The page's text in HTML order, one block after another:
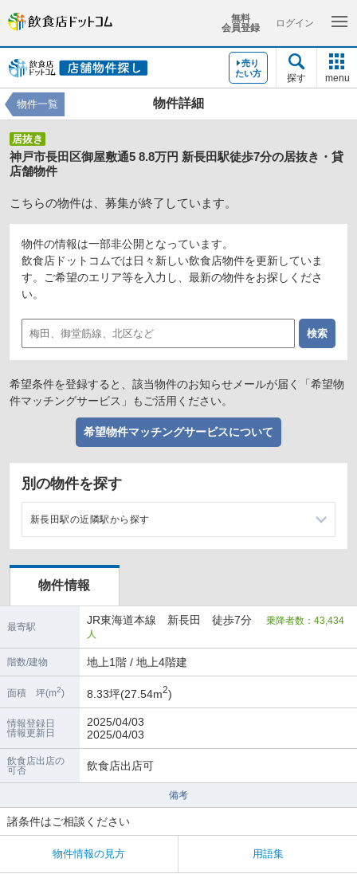
無料
会員登録
ログイン
売り
たい方
探す menu
物件詳細
物件一覧
居抜き
神戸市長田区御屋敷通5 8.8万円 新長田駅徒歩7分の居抜き・貸
店舗物件
こちらの物件は、募集が終了しています。
物件の情報は一部非公開となっています。
飲食店ドットコムでは日々新しい飲食店物件を更新していま
す。ご希望のエリア等を入力し、最新の物件をお探しくださ
い。
希望条件を登録すると、該当物件のお知らせメールが届く「希望物
件マッチングサービス」もご活用ください。
希望物件マッチングサービスについて
別の物件を探す
新長田駅の近隣駅から探す
板宿駅の店舗物件・貸店舗・テナント一覧
駒ヶ林駅の店舗物件・貸店舗・テナント一覧
須磨海浜公園駅の店舗物件・貸店舗・テナント一覧
物件情報
最寄駅
JR東海道本線 新長田 徒歩7分 乗降者数：43,434
人
階数/建物 地上1階 / 地上4階建
面積 坪(m2) 8.33坪(27.54m2)
情報登録日
情報更新日
2025/04/03
2025/04/03
飲食店出店の
可否
飲食店出店可
備考
諸条件はご相談ください
物件情報の見方 用語集